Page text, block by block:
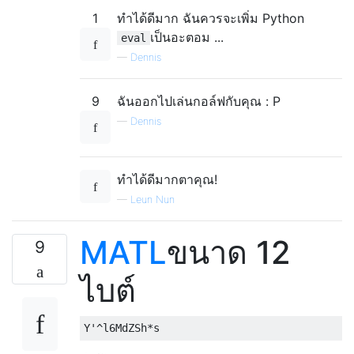
1 ทำได้ดีมาก ฉันควรจะเพิ่ม Python
eval เป็นอะตอม ...
— Dennis
9 ฉันออกไปเล่นกอล์ฟกับคุณ : P
— Dennis
ทำได้ดีมากตาคุณ!
— Leun Nun
9 MATLขนาด 12
ไบต์